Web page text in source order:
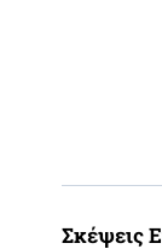
Σκέψεις